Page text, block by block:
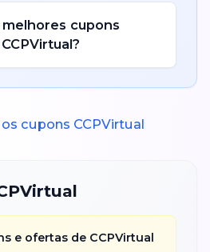
melhores cupons
CCPVirtual?
cupons CCPVirtual
e ofertas de CCPVirtual